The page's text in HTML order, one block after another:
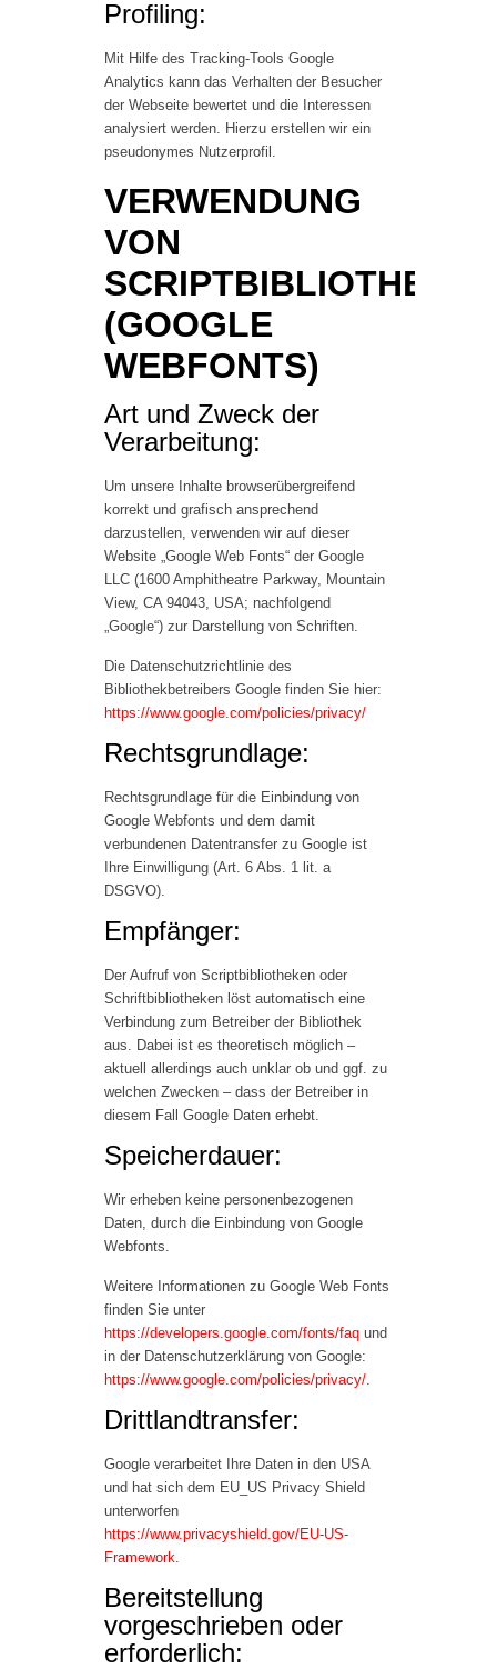
Profiling:
Mit Hilfe des Tracking-Tools Google
Analytics kann das Verhalten der Besucher
der Webseite bewertet und die Interessen
analysiert werden. Hierzu erstellen wir ein
pseudonymes Nutzerprofil.
VERWENDUNG
VON
(GOOGLE
WEBFONTS)
Art und Zweck der
Verarbeitung:
Um unsere Inhalte browserübergreifend
korrekt und grafisch ansprechend
darzustellen, verwenden wir auf dieser
Website „Google Web Fonts“ der Google
LLC (1600 Amphitheatre Parkway, Mountain
View, CA 94043, USA; nachfolgend
„Google“) zur Darstellung von Schriften.
Die Datenschutzrichtlinie des
Bibliothekbetreibers Google finden Sie hier:
https://www.google.com/policies/privacy/
Rechtsgrundlage:
Rechtsgrundlage für die Einbindung von
Google Webfonts und dem damit
verbundenen Datentransfer zu Google ist
Ihre Einwilligung (Art. 6 Abs. 1 lit. a
DSGVO).
Empfänger:
Der Aufruf von Scriptbibliotheken oder
Schriftbibliotheken löst automatisch eine
Verbindung zum Betreiber der Bibliothek
aus. Dabei ist es theoretisch möglich –
aktuell allerdings auch unklar ob und ggf. zu
welchen Zwecken – dass der Betreiber in
diesem Fall Google Daten erhebt.
Speicherdauer:
Wir erheben keine personenbezogenen
Daten, durch die Einbindung von Google
Webfonts.
Weitere Informationen zu Google Web Fonts
finden Sie unter
https://developers.google.com/fonts/faq und
in der Datenschutzerklärung von Google:
https://www.google.com/policies/privacy/
Drittlandtransfer:
Google verarbeitet Ihre Daten in den USA
und hat sich dem EU_US Privacy Shield
unterworfen
https://www.privacyshield.gov/EU-US-
Framework
Bereitstellung
vorgeschrieben oder
erforderlich: